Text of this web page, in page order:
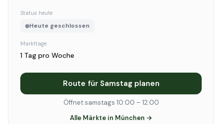
Status heute
Heute geschlossen
Markttage
1 Tag pro Woche
Route für Samstag planen
Öffnet samstags 10:00 – 12:00
Alle Märkte in München →